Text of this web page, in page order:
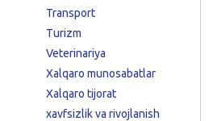
Transport
Turizm
Veterinariya
Xalqaro munosabatlar
Xalqaro tijorat
xavfsizlik va rivojlanish